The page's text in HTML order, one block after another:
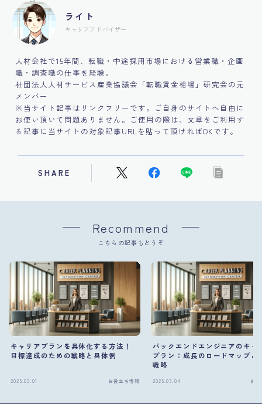
ライト
キャリアアドバイザー
人材会社で15年間、転職・中途採用市場における営業職・企画
職・調査職の仕事を経験。
社団法人人材サービス産業協議会「転職賃金相場」研究会の元
メンバー
※当サイト記事はリンクフリーです。ご自身のサイトへ自由に
お使い頂いて問題ありません。ご使用の際は、文章をご利用す
る記事に当サイトの対象記事URLを貼って頂ければOKです。
SHARE
Recommend
こちらの記事もどうぞ
キャリアプランを具体化する方法！
目標達成のための戦略と具体例
2025.03.01 お役立ち情報
バックエンドエンジニアのキャ
プラン：成長のロードマップと
戦略
2025.03.04 お